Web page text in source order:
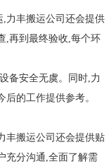
力丰搬运公司还会提供
,再到最终验收,每个环
备安全无虞。同时,力
的工作提供参考。
丰搬运公司还会提供贴
充分沟通,全面了解需